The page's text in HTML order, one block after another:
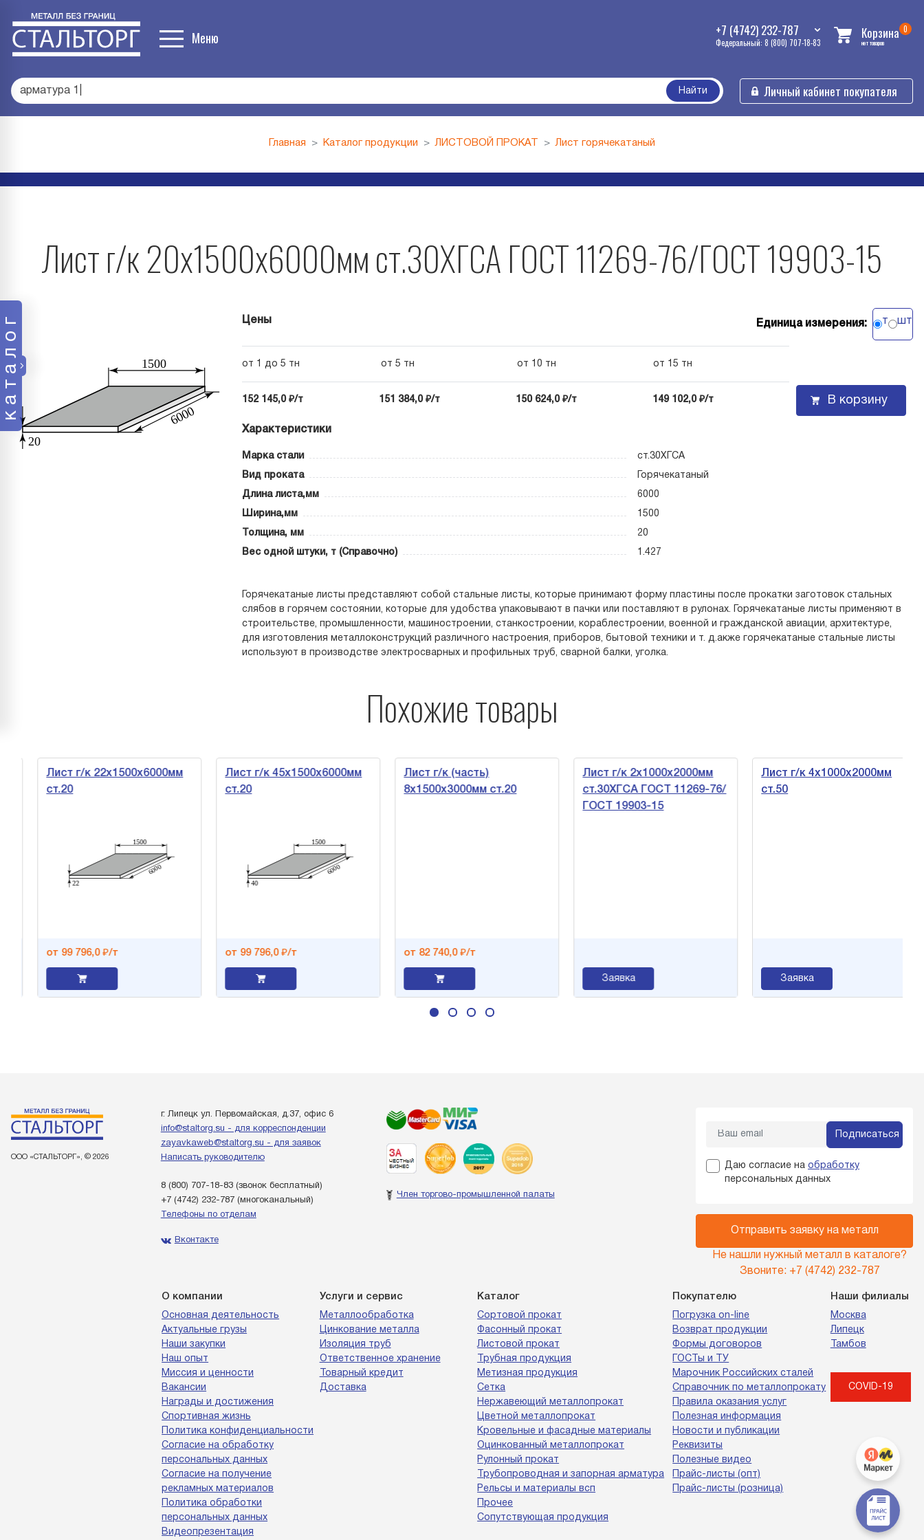
Меню +7 (4742) 232-787
Федеральный: 8 (800) 707-18-83
Корзина 0
нет товаров
| Найти Личный кабинет покупателя
каталог
Главная Каталог продукции ЛИСТОВОЙ ПРОКАТ Лист горячекатаный
Лист г/к 20х1500х6000мм ст.30ХГСА ГОСТ 11269-76/ГОСТ 19903-15
Цены Единица измерения: т шт
от 1 до 5 тн от 5 тн от 10 тн от 15 тн
152 145,0 ₽/т 151 384,0 ₽/т 150 624,0 ₽/т 149 102,0 ₽/т В корзину
Характеристики
Марка стали ст.30ХГСА
Вид проката Горячекатаный
Длина листа,мм 6000
Ширина,мм 1500
Толщина, мм 20
Вес одной штуки, т (Справочно) 1.427
Горячекатаные листы представляют собой стальные листы, которые принимают форму пластины после прокатки заготовок стальных
слябов в горячем состоянии, которые для удобства упаковывают в пачки или поставляют в рулонах. Горячекатаные листы применяют в
строительстве, промышленности, машиностроении, станкостроении, кораблестроении, военной и гражданской авиации, архитектуре,
для изготовления металлоконструкций различного настроения, приборов, бытовой техники и т. д.акже горячекатаные стальные листы
используют в производстве электросварных и профильных труб, сварной балки, уголка.
Похожие товары
Лист г/к 22х1500х6000мм
ст.20
от 99 796,0 ₽/т
Лист г/к 45х1500х6000мм
ст.20
от 99 796,0 ₽/т
Лист г/к (часть)
8х1500х3000мм ст.20
от 82 740,0 ₽/т
Лист г/к 2х1000х2000мм
ст.30ХГСА ГОСТ 11269-76/
ГОСТ 19903-15
Заявка
Лист г/к 4х1000х2000мм
ст.50
Заявка
ООО «СТАЛЬТОРГ», © 2026
г. Липецк ул. Первомайская, д.37, офис 6
info@staltorg.su - для корреспонденции
zayavkaweb@staltorg.su - для заявок
Написать руководителю
8 (800) 707-18-83(звонок бесплатный)
+7 (4742) 232-787(многоканальный)
Телефоны по отделам
Вконтакте
О компании
Основная деятельность
Актуальные грузы
Наши закупки
Наш опыт
Миссия и ценности
Вакансии
Награды и достижения
Спортивная жизнь
Политика конфиденциальности
Согласие на обработку
персональных данных
Согласие на получение
рекламных материалов
Политика обработки
персональных данных
Видеопрезентация
Услуги и сервис
Металлообработка
Цинкование металла
Изоляция труб
Ответственное хранение
Товарный кредит
Доставка
Каталог
Сортовой прокат
Фасонный прокат
Листовой прокат
Трубная продукция
Метизная продукция
Сетка
Нержавеющий металлопрокат
Цветной металлопрокат
Кровельные и фасадные материалы
Оцинкованный металлопрокат
Рулонный прокат
Трубопроводная и запорная арматура
Рельсы и материалы всп
Прочее
Сопутствующая продукция
Покупателю
Погрузка on-line
Возврат продукции
Формы договоров
ГОСТы и ТУ
Марочник Российских сталей
Справочник по металлопрокату
Правила оказания услуг
Полезная информация
Новости и публикации
Реквизиты
Полезные видео
Прайс-листы (опт)
Прайс-листы (розница)
Наши филиалы
Москва
Липецк
Тамбов
COVID-19
Подписаться
Даю согласие на обработку
персональных данных
Отправить заявку на металл
Не нашли нужный металл в каталоге?
Звоните: +7 (4742) 232-787
Член торгово-промышленной палаты